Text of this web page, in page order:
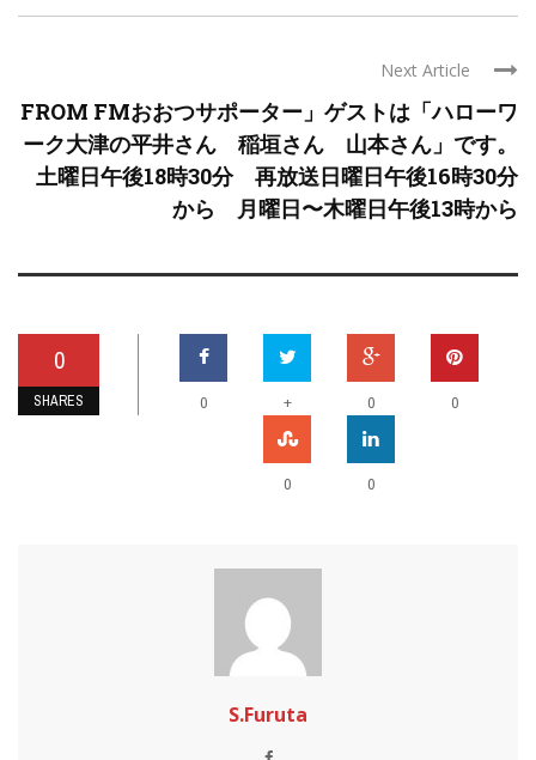
Next Article
FROM FMおおつサポーター」ゲストは「ハローワ
ーク大津の平井さん 稲垣さん 山本さん」です。
土曜日午後18時30分 再放送日曜日午後16時30分
から 月曜日〜木曜日午後13時から
0
SHARES 0 + 0 0
0 0
S.Furuta